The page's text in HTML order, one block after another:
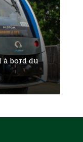
à bord du